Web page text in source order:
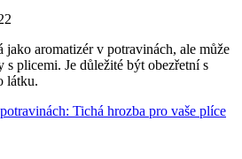
aromatizér v potravinách, ale může
s plicemi. Je důležité být obezřetní s
látku.
Tichá hrozba pro vaše plíce